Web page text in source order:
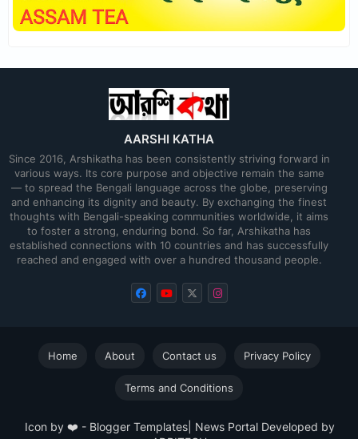
AARSHI KATHA
Since 2016, Arshikatha has been consistently striving forward in
various ways. Its core purpose and objective remain the same
— to spread the Bengali language across the globe, preserving
and enhancing its dignity and beauty. By exchanging the finest
thoughts with Bengali-speaking communities worldwide, it aims
to foster a strong, enduring bond. So far, Arshikatha has
established connections with 10 countries and has successfully
reached and engaged with over a hundred thousand people.
Icon by ❤️ - Blogger Templates| News Portal Developed by
Home About Contact us Privacy Policy
Terms and Conditions